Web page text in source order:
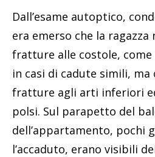
Dall’esame autoptico,
era emerso che la
fratture alle costole, come
in casi di cadute simili, ma
fratture agli arti inferiori
polsi. Sul parapetto del
dell’appartamento, pochi
l’accaduto, erano visibili